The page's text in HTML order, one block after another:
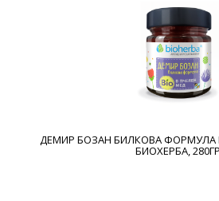
ДЕМИР БОЗАН БИЛКОВА ФОРМУЛА
БИОХЕРБА, 280ГР